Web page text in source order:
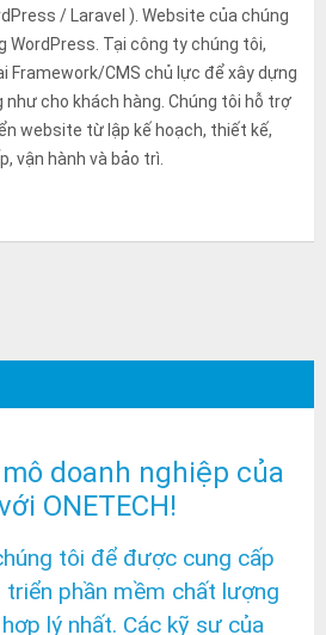
/ Laravel ). Website của chúng
WordPress. Tại công ty chúng tôi,
Framework/CMS chủ lực để xây dựng
cho khách hàng. Chúng tôi hỗ trợ
website từ lập kế hoạch, thiết kế,
vận hành và bảo trì.
doanh nghiệp của
ONETECH!
tôi để được cung cấp
triển phần mềm chất lượng
lý nhất. Các kỹ sư của